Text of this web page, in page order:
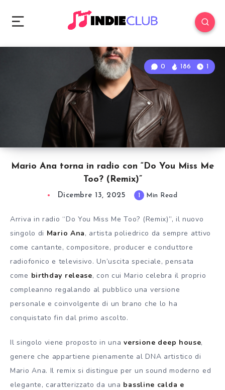
Mario Ana torna in radio con “Do You Miss Me
Too? (Remix)”
0 186 1
Dicembre 13, 2025 1 Min Read
Arriva in radio “Do You Miss Me Too? (Remix)”, il nuovo
singolo di Mario Ana, artista poliedrico da sempre attivo
come cantante, compositore, producer e conduttore
radiofonico e televisivo. Un’uscita speciale, pensata
come birthday release, con cui Mario celebra il proprio
compleanno regalando al pubblico una versione
personale e coinvolgente di un brano che lo ha
conquistato fin dal primo ascolto.
Il singolo viene proposto in unaversione deep house,
genere che appartiene pienamente al DNA artistico di
Mario Ana. Il remix si distingue per un sound moderno ed
elegante, caratterizzato da una bassline calda e